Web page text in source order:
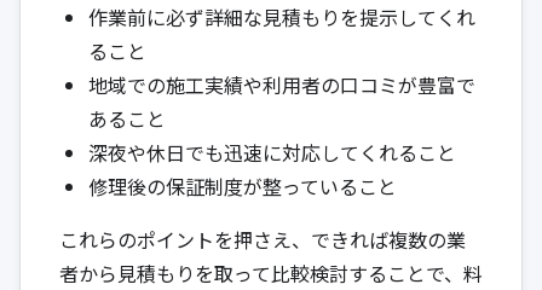
作業前に必ず詳細な見積もりを提示してくれ
ること
地域での施工実績や利用者の口コミが豊富で
あること
深夜や休日でも迅速に対応してくれること
修理後の保証制度が整っていること
これらのポイントを押さえ、できれば複数の業
者から見積もりを取って比較検討することで、料